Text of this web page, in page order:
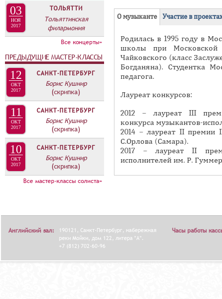
Г
П
Л
Д
О
Л
И
О музыканте(
а
к
т
и
а
я
в
к
л
а
Участие в
Родилась в 1995 году в
школы при Московской
Чайковского (класс
Богданяна). Студентка
педагога.
Лауреат конкурсов:
2012 – лауреат III
конкурса музыкантов-
2014 – лауреат II премии
С.Орлова (Самара).
2017 – лауреат II
исполнителей им. Р.
03
НОЯ
2017
ТОЛЬЯТТИ
Тольяттинская
филармония
Все концерты»
ПРЕДЫДУЩИЕ МАСТЕР-КЛАССЫ
12
ОКТ
2017
САНКТ-ПЕТЕРБУРГ
Борис Кушнир
(скрипка)
11
ОКТ
2017
САНКТ-ПЕТЕРБУРГ
Борис Кушнир
(скрипка)
10
ОКТ
2017
САНКТ-ПЕТЕРБУРГ
Борис Кушнир
(скрипка)
Все мастер-классы солиста»
Английский зал:
190121, Санкт-Петербург, набережная
реки Мойки, дом 122, литера "А".
+7 (812) 702-60-96
Часы работы